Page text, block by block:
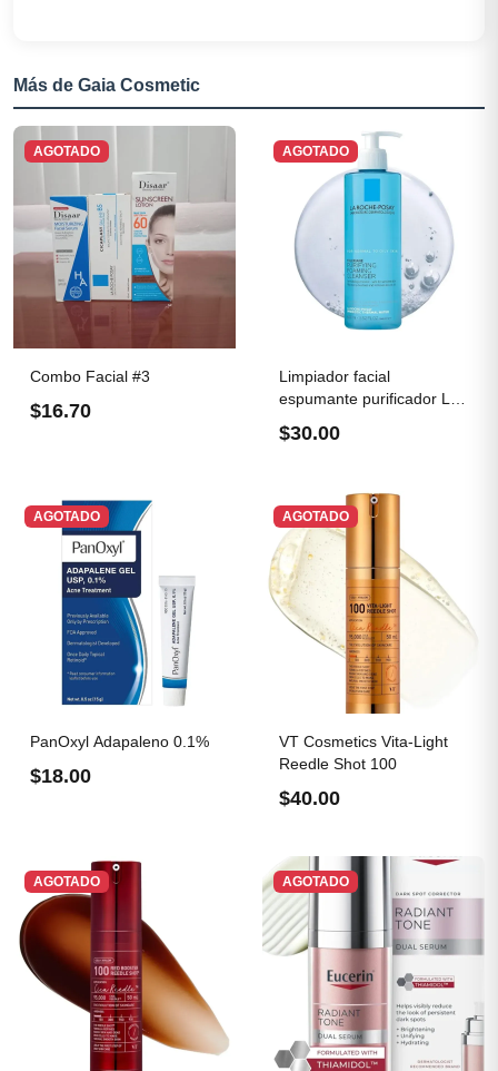
Más de Gaia Cosmetic
AGOTADO
Combo Facial #3
$16.70
AGOTADO
Limpiador facial
espumante purificador La
$30.00
AGOTADO
PanOxyl Adapaleno 0.1%
$18.00
AGOTADO
VT Cosmetics Vita-Light
Reedle Shot 100
$40.00
AGOTADO AGOTADO